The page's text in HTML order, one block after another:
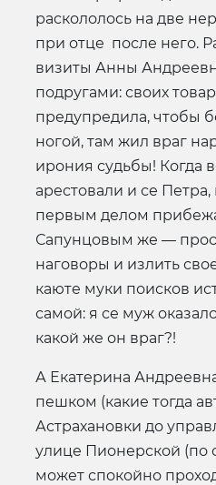
раскололось на две
при отце после него.
визиты Анны
подругами: своих
предупредила, чтобы
ногой, там жил враг
ирония судьбы! Когда
арестовали и се
первым делом
Сапунцовым же —
наговоры и излить
каюте муки поисков
самой: я се муж
какой же он враг?!
А Екатерина
пешком (какие тогда
Астрахановки до
улице Пионерской (по
может спокойно